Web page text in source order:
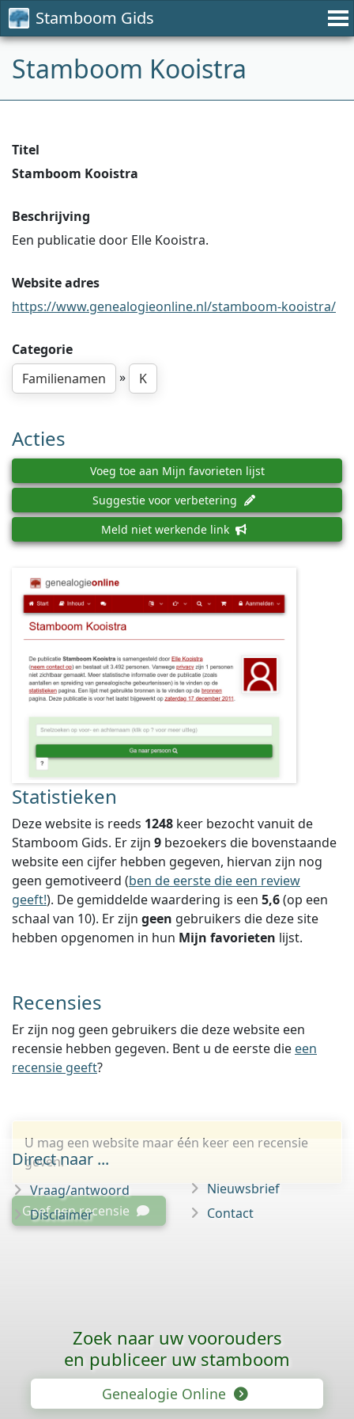
Stamboom Gids
Stamboom Kooistra
Titel
Stamboom Kooistra
Beschrijving
Een publicatie door Elle Kooistra.
Website adres
https://www.genealogieonline.nl/stamboom-kooistra/
Categorie
Familienamen
» K
Acties
Voeg toe aan Mijn favorieten lijst
Suggestie voor verbetering
Meld niet werkende link
Statistieken
Deze website is reeds 1248 keer bezocht vanuit de
Stamboom Gids. Er zijn 9 bezoekers die bovenstaande
website een cijfer hebben gegeven, hiervan zijn nog
geen gemotiveerd (ben de eerste die een review
geeft!). De gemiddelde waardering is een 5,6(op een
schaal van 10). Er zijn geen gebruikers die deze site
hebben opgenomen in hun Mijn favorieten lijst.
Recensies
Er zijn nog geen gebruikers die deze website een
recensie hebben gegeven. Bent u de eerste die een
recensie geeft?
U mag een website maar één keer een recensie
geven.
Geef een recensie
Direct naar ...
Vraag/antwoord
Disclaimer
Nieuwsbrief
Contact
Zoek naar uw voorouders
en publiceer uw stamboom
Genealogie Online